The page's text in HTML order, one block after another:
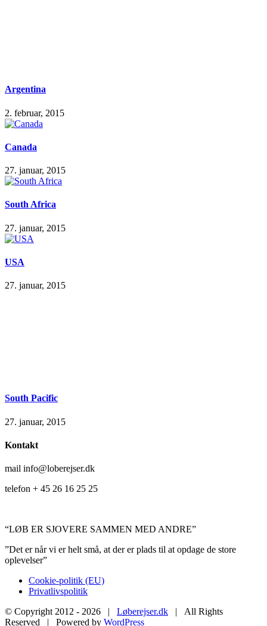
Argentina
2. februar, 2015
Canada
27. januar, 2015
South Africa
27. januar, 2015
USA
27. januar, 2015
South Pacific
27. januar, 2015
Kontakt
mail info@loberejser.dk
telefon + 45 26 16 25 25
“LØB ER SJOVERE SAMMEN MED ANDRE”
”Det er når vi er helt små, at der er plads til at opdage de store
oplevelser”
Cookie-politik (EU)
Privatlivspolitik
© Copyright 2012 - 2026 | Løberejser.dk | All Rights
Reserved | Powered by WordPress